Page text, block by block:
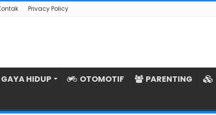
Privacy Policy
GAYA HIDUP OTOMOTIF PARENTING